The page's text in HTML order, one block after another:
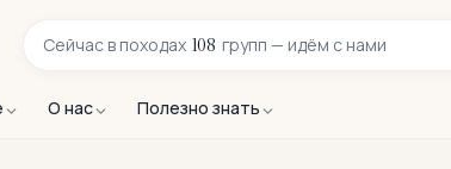
Сейчас в походах 108 групп — идём с нами
О нас Полезно знать